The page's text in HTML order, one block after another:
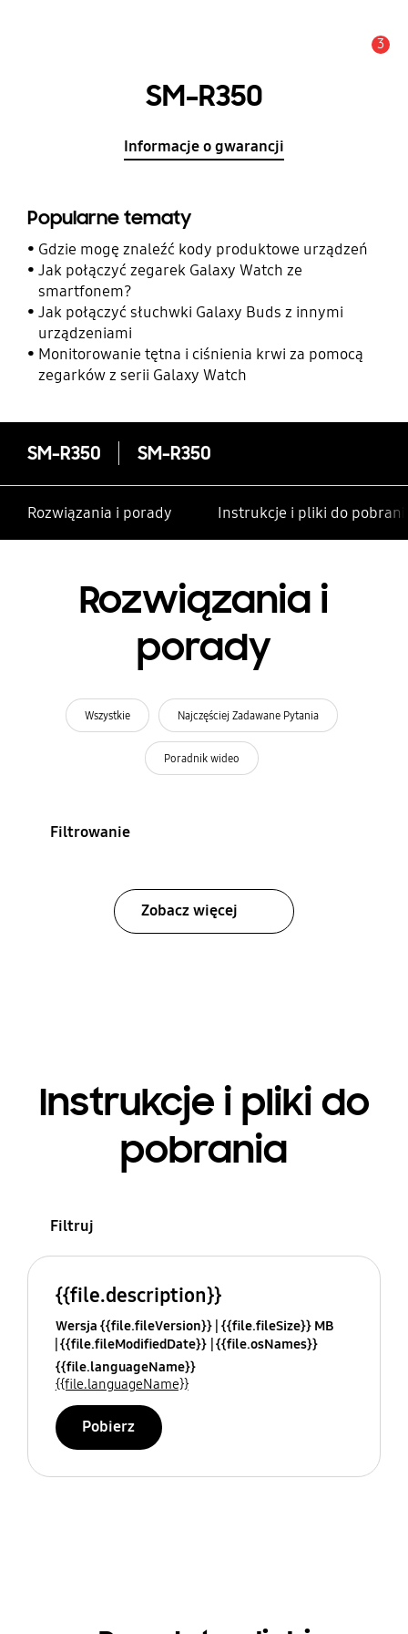
3
SM-R350
Informacje o gwarancji
Popularne tematy
Gdzie mogę znaleźć kody produktowe urządzeń
Jak połączyć zegarek Galaxy Watch ze
smartfonem?
Jak połączyć słuchwki Galaxy Buds z innymi
urządzeniami
Monitorowanie tętna i ciśnienia krwi za pomocą
zegarków z serii Galaxy Watch
SM-R350 SM-R350
Rozwiązania i porady Instrukcje i pliki do
Rozwiązania i
porady
Wszystkie Najczęściej Zadawane Pytania
Poradnik wideo
Filtrowanie
Zobacz więcej
Instrukcje i pliki do
pobrania
Filtruj
{{file.description}}
Wersja {{file.fileVersion}} {{file.fileSize}} MB
{{file.fileModifiedDate}} {{file.osNames}}
{{file.languageName}}
{{file.languageName}}
Pobierz